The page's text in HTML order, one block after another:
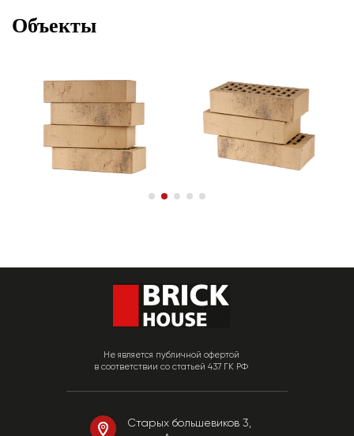
Объекты
Не является публичной офертой
в соответствии со статьей 437 ГК РФ
Старых большевиков 3,